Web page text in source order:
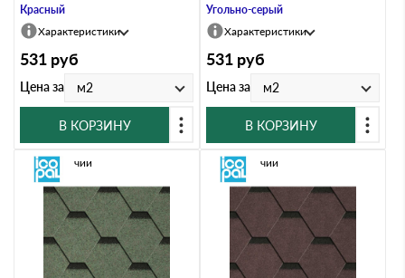
Красный
Характеристики
531 руб
Цена за м2
В КОРЗИНУ
Угольно-серый
Характеристики
531 руб
Цена за м2
В КОРЗИНУ
В наличии В наличии